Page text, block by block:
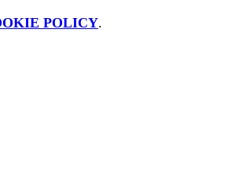
POLICY.